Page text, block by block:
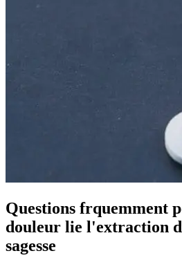
Questions frquemment
douleur lie l'extraction
sagesse